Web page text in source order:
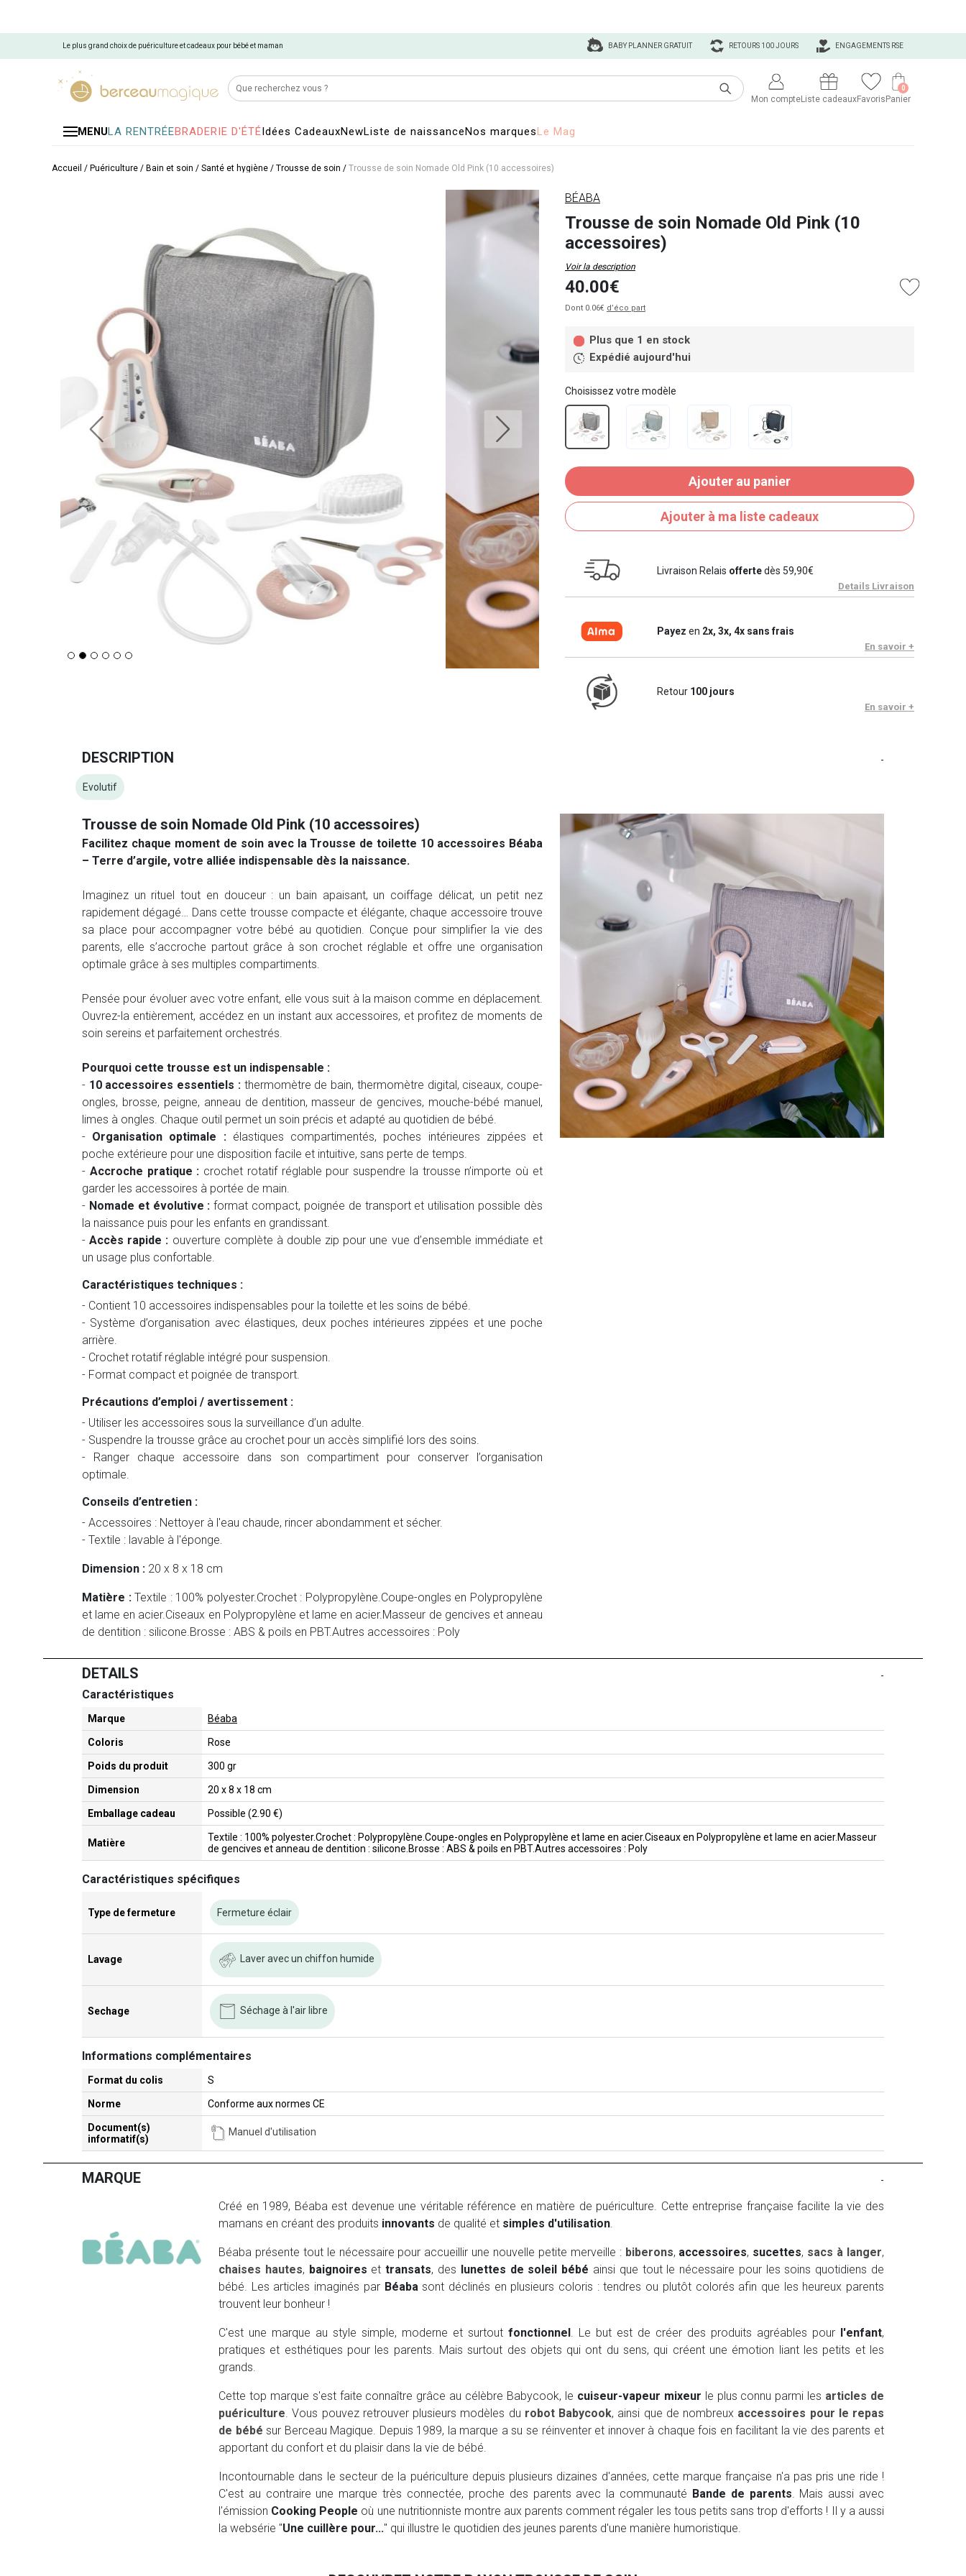
Le plus grand choix de puériculture et cadeaux pour bébé et maman ENGAGEMENTS RSE
RETOURS 100 JOURS
BABY PLANNER GRATUIT
Mon compteListe cadeauxFavoris Panier
0
MENULA RENTRÉEBRADERIE D'ÉTÉIdées CadeauxNewListe de naissanceNos marquesLe Mag
Accueil / Puériculture / Bain et soin / Santé et hygiène / Trousse de soin / Trousse de soin Nomade Old Pink (10 accessoires)
BÉABA
Trousse de soin Nomade Old Pink (10
accessoires)
Voir la description
40.00€
Dont 0.06€ d’éco part
Plus que 1 en stock
Expédié aujourd'hui
Choisissez votre modèle
Ajouter au panier
Ajouter à ma liste cadeaux
Livraison Relais offertedès 59,90€
Details Livraison
Payez en 2x, 3x, 4x sans frais
En savoir +
Retour 100 jours
En savoir +
DESCRIPTION -
Evolutif
Trousse de soin Nomade Old Pink (10 accessoires)
Facilitez chaque moment de soin avec la Trousse de toilette 10 accessoires Béaba
– Terre d’argile, votre alliée indispensable dès la naissance.
Imaginez un rituel tout en douceur : un bain apaisant, un coiffage délicat, un petit nez
rapidement dégagé… Dans cette trousse compacte et élégante, chaque accessoire trouve
sa place pour accompagner votre bébé au quotidien. Conçue pour simplifier la vie des
parents, elle s’accroche partout grâce à son crochet réglable et offre une organisation
optimale grâce à ses multiples compartiments.
Pensée pour évoluer avec votre enfant, elle vous suit à la maison comme en déplacement.
Ouvrez-la entièrement, accédez en un instant aux accessoires, et profitez de moments de
soin sereins et parfaitement orchestrés.
Pourquoi cette trousse est un indispensable :
- 10 accessoires essentiels :thermomètre de bain, thermomètre digital, ciseaux, coupe-
ongles, brosse, peigne, anneau de dentition, masseur de gencives, mouche-bébé manuel,
limes à ongles. Chaque outil permet un soin précis et adapté au quotidien de bébé.
- Organisation optimale :élastiques compartimentés, poches intérieures zippées et
poche extérieure pour une disposition facile et intuitive, sans perte de temps.
- Accroche pratique : crochet rotatif réglable pour suspendre la trousse n’importe où et
garder les accessoires à portée de main.
- Nomade et évolutive : format compact, poignée de transport et utilisation possible dès
la naissance puis pour les enfants en grandissant.
-Accès rapide : ouverture complète à double zip pour une vue d’ensemble immédiate et
un usage plus confortable.
Caractéristiques techniques :
- Contient 10 accessoires indispensables pour la toilette et les soins de bébé.
- Système d’organisation avec élastiques, deux poches intérieures zippées et une poche
arrière.
- Crochet rotatif réglable intégré pour suspension.
- Format compact et poignée de transport.
Précautions d’emploi / avertissement :
- Utiliser les accessoires sous la surveillance d’un adulte.
- Suspendre la trousse grâce au crochet pour un accès simplifié lors des soins.
- Ranger chaque accessoire dans son compartiment pour conserver l’organisation
optimale.
Conseils d’entretien :
- Accessoires : Nettoyer à l'eau chaude, rincer abondamment et sécher.
- Textile : lavable à l'éponge.
Dimension : 20 x 8 x 18 cm
Matière :Textile : 100% polyester.Crochet : Polypropylène.Coupe-ongles en Polypropylène
et lame en acier.Ciseaux en Polypropylène et lame en acier.Masseur de gencives et anneau
de dentition : silicone.Brosse : ABS & poils en PBT.Autres accessoires : Poly
DETAILS -
Caractéristiques
Marque Béaba
Coloris Rose
Poids du produit 300 gr
Dimension 20 x 8 x 18 cm
Emballage cadeau Possible (2.90 €)
Matière
Textile : 100% polyester.Crochet : Polypropylène.Coupe-ongles en Polypropylène et lame en acier.Ciseaux en Polypropylène et lame en acier.Masseur
de gencives et anneau de dentition : silicone.Brosse : ABS & poils en PBT.Autres accessoires : Poly
Caractéristiques spécifiques
Type de fermeture Fermeture éclair
Lavage Laver avec un chiffon humide
Sechage Séchage à l'air libre
Informations complémentaires
Format du colis S
Norme Conforme aux normes CE
Document(s)
informatif(s)
Manuel d'utilisation
MARQUE -
Créé en 1989, Béaba est devenue une véritable référence en matière de puériculture. Cette entreprise française facilite la vie des
mamans en créant des produits innovants de qualité et simples d'utilisation.
Béaba présente tout le nécessaire pour accueillir une nouvelle petite merveille : biberons, accessoires, sucettes, sacs à langer,
chaises hautes, baignoires ettransats, des lunettes de soleil bébé ainsi que tout le nécessaire pour les soins quotidiens de
bébé. Les articles imaginés par Béabasont déclinés en plusieurs coloris : tendres ou plutôt colorés afin que les heureux parents
trouvent leur bonheur !
C'est une marque au style simple, moderne et surtout fonctionnel. Le but est de créer des produits agréables pour l'enfant,
pratiques et esthétiques pour les parents. Mais surtout des objets qui ont du sens, qui créent une émotion liant les petits et les
grands.
Cette top marque s'est faite connaître grâce au célèbre Babycook, le cuiseur-vapeur mixeur le plus connu parmi les articles de
puériculture. Vous pouvez retrouver plusieurs modèles du robot Babycook, ainsi que de nombreux accessoires pour le repas
de bébé sur Berceau Magique. Depuis 1989, la marque a su se réinventer et innover à chaque fois en facilitant la vie des parents et
apportant du confort et du plaisir dans la vie de bébé.
Incontournable dans le secteur de la puériculture depuis plusieurs dizaines d'années, cette marque française n'a pas pris une ride !
C'est au contraire une marque très connectée, proche des parents avec la communauté Bande de parents. Mais aussi avec
l'émission Cooking People où une nutritionniste montre aux parents comment régaler les tous petits sans trop d'efforts ! Il y a aussi
la websérie "Une cuillère pour..." qui illustre le quotidien des jeunes parents d'une manière humoristique.